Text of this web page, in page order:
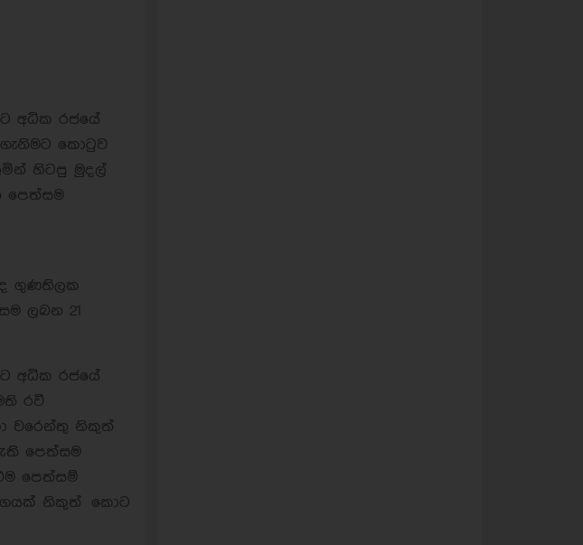
අධික රජයේ
කොටුව
හිටපු මුදල්
ගුණතිලක
ලබන 21
අධික රජයේ
රවී
වරෙන්තු නිකුත්
පෙත්සම
පෙත්සම්
නිකුත් කොට